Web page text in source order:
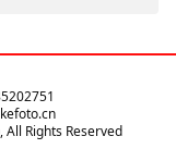
Rights Reserved